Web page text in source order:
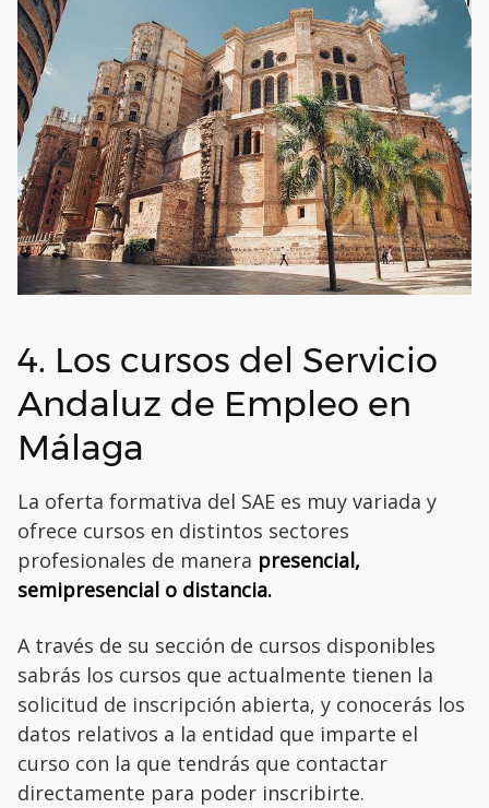
4. Los cursos del Servicio
Andaluz de Empleo en
Málaga
La oferta formativa del SAE es muy variada y
ofrece cursos en distintos sectores
profesionales de manera presencial,
semipresencial o distancia.
A través de su sección de cursos disponibles
sabrás los cursos que actualmente tienen la
solicitud de inscripción abierta, y conocerás los
datos relativos a la entidad que imparte el
curso con la que tendrás que contactar
directamente para poder inscribirte.